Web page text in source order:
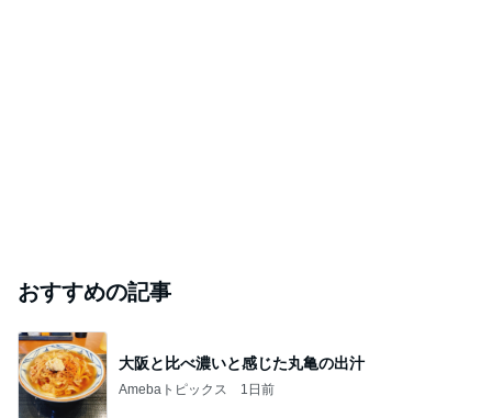
おすすめの記事
大阪と比べ濃いと感じた丸亀の出汁
Amebaトピックス 1日前